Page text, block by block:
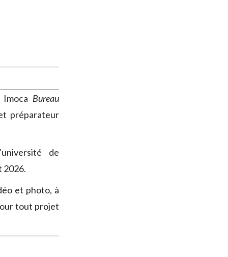
Bureau
préparateur
de
2026.
et photo, à
tout projet